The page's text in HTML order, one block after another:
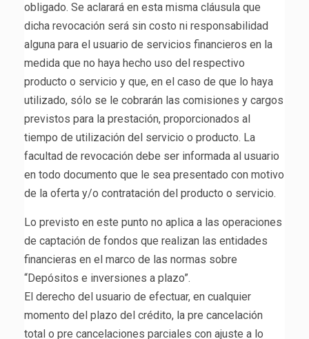
obligado. Se aclarará en esta misma cláusula que
dicha revocación será sin costo ni responsabilidad
alguna para el usuario de servicios financieros en la
medida que no haya hecho uso del respectivo
producto o servicio y que, en el caso de que lo haya
utilizado, sólo se le cobrarán las comisiones y cargos
previstos para la prestación, proporcionados al
tiempo de utilización del servicio o producto. La
facultad de revocación debe ser informada al usuario
en todo documento que le sea presentado con motivo
de la oferta y/o contratación del producto o servicio.
Lo previsto en este punto no aplica a las operaciones
de captación de fondos que realizan las entidades
financieras en el marco de las normas sobre
“Depósitos e inversiones a plazo”.
El derecho del usuario de efectuar, en cualquier
momento del plazo del crédito, la pre cancelación
total o pre cancelaciones parciales con ajuste a lo